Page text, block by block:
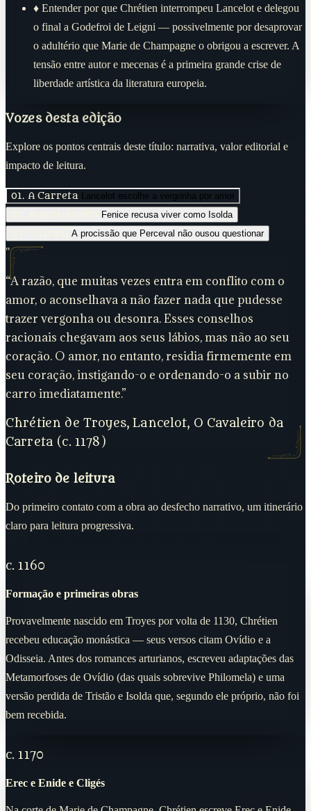
♦ Entender por que Chrétien interrompeu Lancelot e delegou
o final a Godefroi de Leigni — possivelmente por desaprovar
o adultério que Marie de Champagne o obrigou a escrever. A
tensão entre autor e mecenas é a primeira grande crise de
liberdade artística da literatura europeia.
Vozes desta edição
Explore os pontos centrais deste título: narrativa, valor editorial e
impacto de leitura.
01. A Carreta Lancelot escolhe a vergonha por amor
Fenice recusa viver como Isolda
A procissão que Perceval não ousou questionar
"
“A razão, que muitas vezes entra em conflito com o
amor, o aconselhava a não fazer nada que pudesse
trazer vergonha ou desonra. Esses conselhos
racionais chegavam aos seus lábios, mas não ao seu
coração. O amor, no entanto, residia firmemente em
seu coração, instigando-o e ordenando-o a subir no
carro imediatamente.”
Chrétien de Troyes, Lancelot, O Cavaleiro da
Carreta (c. 1178)
Roteiro de leitura
Do primeiro contato com a obra ao desfecho narrativo, um itinerário
claro para leitura progressiva.
c. 1160
Formação e primeiras obras
Provavelmente nascido em Troyes por volta de 1130, Chrétien
recebeu educação monástica — seus versos citam Ovídio e a
Odisseia. Antes dos romances arturianos, escreveu adaptações das
Metamorfoses de Ovídio (das quais sobrevive Philomela) e uma
versão perdida de Tristão e Isolda que, segundo ele próprio, não foi
bem recebida.
c. 1170
Erec e Enide e Cligés